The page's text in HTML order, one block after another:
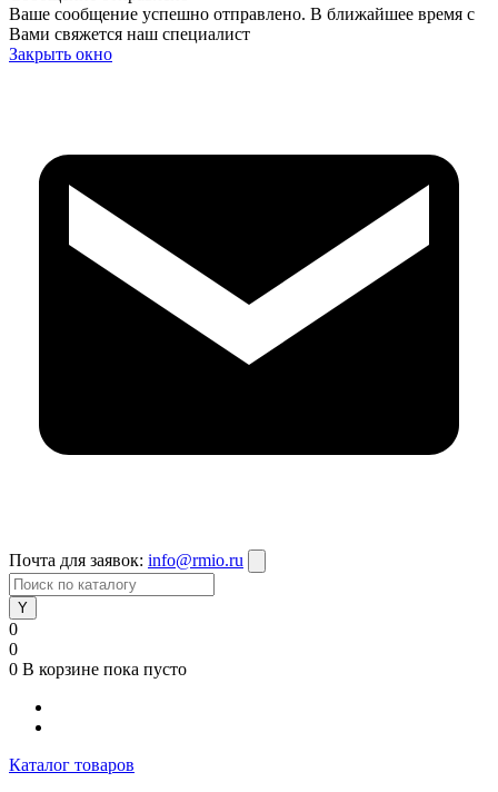
Ваше сообщение успешно отправлено. В ближайшее время с
Вами свяжется наш специалист
Закрыть окно
Почта для заявок: info@rmio.ru
0
0
0 В корзине пока пусто
Каталог товаров